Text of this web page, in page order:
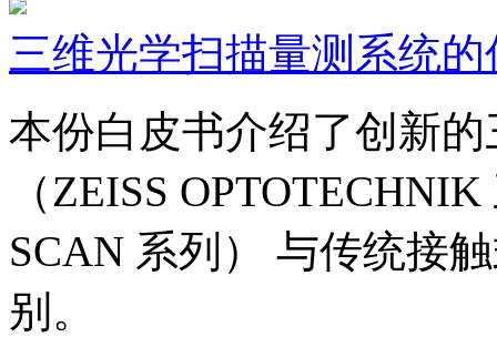
三维光学扫描量测系统的
本份白皮书介绍了创新
（ZEISS
SCAN 系列） 与传统接
别。